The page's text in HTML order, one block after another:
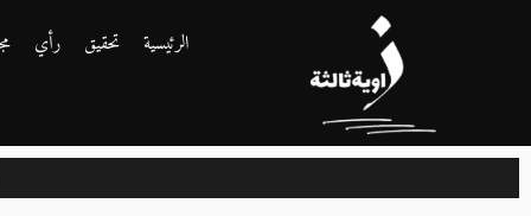
الرئيسية تحقيق رأي